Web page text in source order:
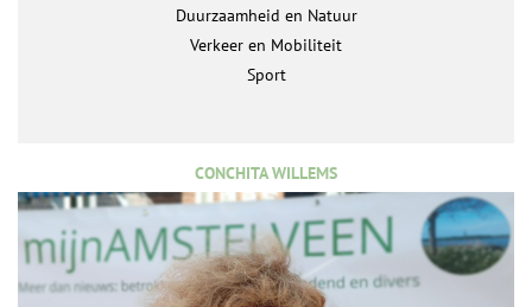
Duurzaamheid en Natuur
Verkeer en Mobiliteit
Sport
CONCHITA WILLEMS